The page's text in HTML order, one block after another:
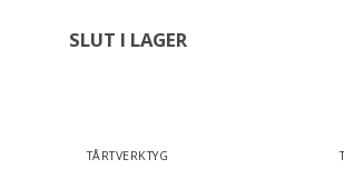
SLUT I LAGER
TÅRTVERKTYG